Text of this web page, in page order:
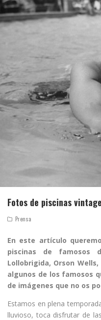
Fotos de piscinas vintage
Prensa
En este artículo
piscinas de famosos
Lollobrigida, Orson
algunos de los famosos
de imágenes que no os
Estamos en plena
lluvioso, toca disfrutar de